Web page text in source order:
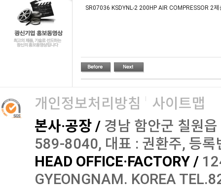
SR07036 KSDYNL-2 200HP AIR COMPRESSOR 2제
개인정보처리방침
사이트맵
본사·공장 / 경남 함안군 칠원
589-8040, 대표 : 권환주, 등
HEAD OFFICE·FACTORY /
GYEONGNAM. KOREA